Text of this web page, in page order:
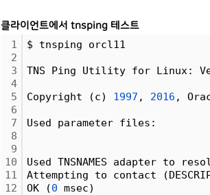
클라이언트에서 tnsping 테스트
1
2
3
4
5
6
7
8
9
10
11
12
$ tnsping orcl11
TNS Ping Utility for Linux:
Copyright (c) 1997 , 2016 ,
Used parameter files:
Used TNSNAMES adapter to
Attempting to contact
OK (0 msec)